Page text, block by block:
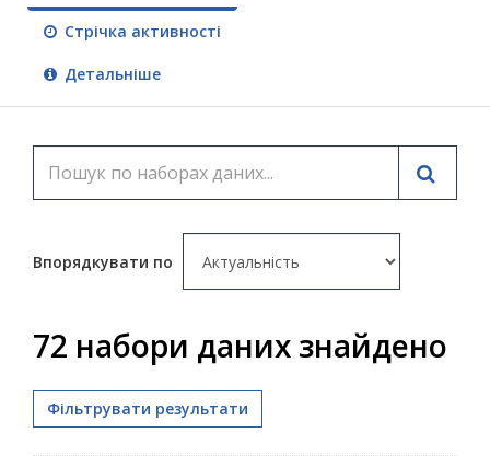
Стрічка активності
Детальніше
Впорядкувати по
72 набори даних знайдено
Фільтрувати результати